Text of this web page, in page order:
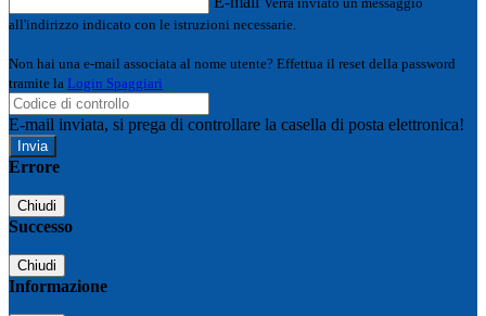
all'indirizzo indicato con le istruzioni necessarie.
Non hai una e-mail associata al nome utente? Effettua il reset della password
tramite la Login Spaggiari
E-mail inviata, si prega di controllare la casella di posta elettronica!
Errore
Chiudi
Successo
Chiudi
Informazione